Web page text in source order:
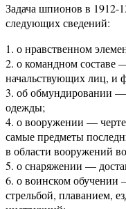
Задача шпионов в 1912-
следующих сведений:
1. о нравственном
2. о командном составе
начальствующих лиц, и
3. об обмундировании
одежды;
4. о вооружении —
самые предметы
в области вооружений
5. о снаряжении —
6. о воинском обучении
стрельбой, плаванием,